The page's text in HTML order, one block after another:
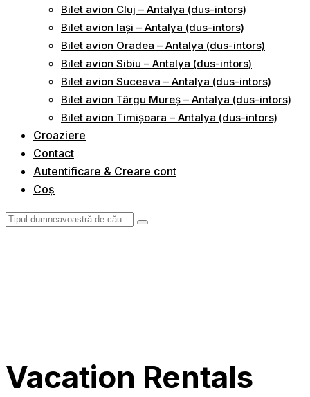
Bilet avion Cluj – Antalya (dus-intors)
Bilet avion Iași – Antalya (dus-intors)
Bilet avion Oradea – Antalya (dus-intors)
Bilet avion Sibiu – Antalya (dus-intors)
Bilet avion Suceava – Antalya (dus-intors)
Bilet avion Târgu Mureș – Antalya (dus-intors)
Bilet avion Timișoara – Antalya (dus-intors)
Croaziere
Contact
Autentificare & Creare cont
Coș
Vacation Rentals